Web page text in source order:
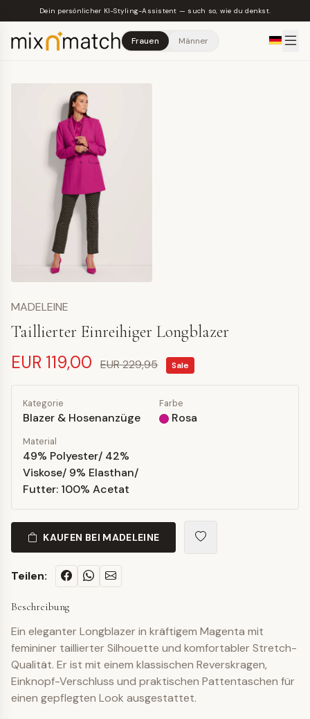
Skip to main content
Dein persönlicher KI-Styling-Assistent — such so, wie du denkst.
Frauen Männer
MADELEINE
Taillierter Einreihiger Longblazer
EUR 119,00 EUR 229,95 Sale
Kategorie
Blazer & Hosenanzüge
Farbe
Rosa
Material
49% Polyester/ 42%
Viskose/ 9% Elasthan/
Futter: 100% Acetat
KAUFEN BEI MADELEINE
Teilen:
Beschreibung
Ein eleganter Longblazer in kräftigem Magenta mit
femininer taillierter Silhouette und komfortabler Stretch-
Qualität. Er ist mit einem klassischen Reverskragen,
Einknopf-Verschluss und praktischen Pattentaschen für
einen gepflegten Look ausgestattet.